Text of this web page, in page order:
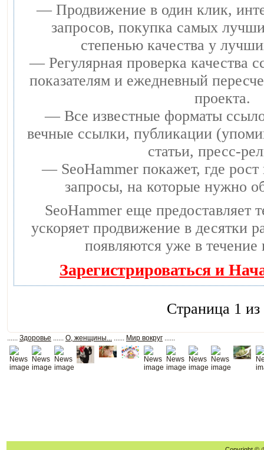
— Продвижение в один клик,
запросов, покупка самых
степенью качества у
— Регулярная проверка качества
показателям и ежедневный
проекта.
— Все известные форматы
вечные ссылки, публикации
статьи, пресс-
— SeoHammer покажет, где
запросы, на которые нужно
SeoHammer еще предоставляет
ускоряет продвижение в десятки
появляются уже в
Зарегистрироваться и
Страница 1 из
Здоровье О, женщины... Мир вокруг